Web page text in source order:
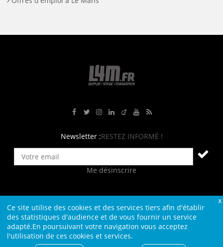
Ce site utilise des cookies et des services tiers afin d'établir
des statistiques d'audience et de vous fournir un service
adapté.En poursuivant votre navigation vous acceptez
l'utilisation de ces cookies et services.
Newsletter :RESTEZ INFORMÉ !
Me désinscrire
Contact Plan du site Qui sommes-nous ?
Liens
Charte L4M
Conditions Générales